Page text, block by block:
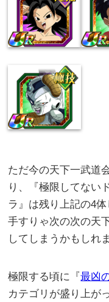
ただ今の天下一武道
り、『極限してない
ラ』は残り上記の4
手すりゃ次の次の天
してしまうかもしれ
極限する頃に『最凶
カテゴリが盛り上が